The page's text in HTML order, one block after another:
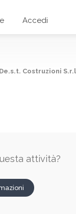
Accedi
De.s.t. Costruzioni
attività?